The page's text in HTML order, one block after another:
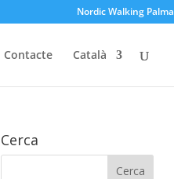
Nordic Walking Palma
Contacte Català
Cerca